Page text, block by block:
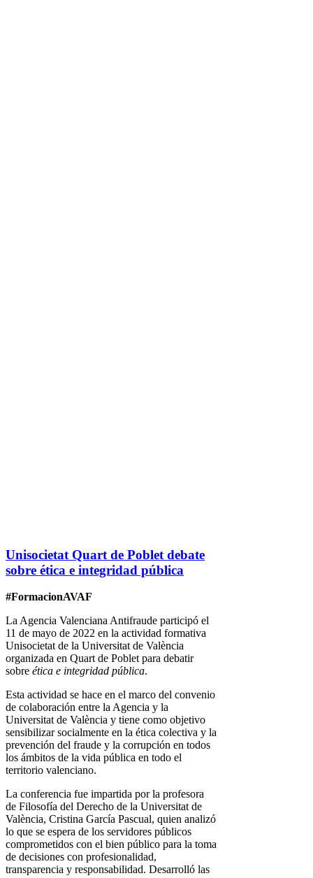
Unisocietat Quart de Poblet debate
sobre ética e integridad pública
#FormacionAVAF
La Agencia Valenciana Antifraude participó el
11 de mayo de 2022 en la actividad formativa
Unisocietat de la Universitat de València
organizada en Quart de Poblet para debatir
sobre ética e integridad pública.
Esta actividad se hace en el marco del convenio
de colaboración entre la Agencia y la
Universitat de València y tiene como objetivo
sensibilizar socialmente en la ética colectiva y la
prevención del fraude y la corrupción en todos
los ámbitos de la vida pública en todo el
territorio valenciano.
La conferencia fue impartida por la profesora
de Filosofía del Derecho de la Universitat de
València, Cristina García Pascual, quien analizó
lo que se espera de los servidores públicos
comprometidos con el bien público para la toma
de decisiones con profesionalidad,
transparencia y responsabilidad. Desarrolló las